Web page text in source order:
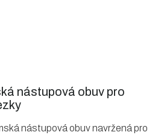
nástupová obuv pro
nástupová obuv navržená pro